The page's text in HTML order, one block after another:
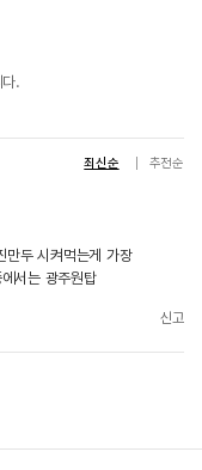
.
최신순 추천순
만두 시켜먹는게 가장
서는 광주원탑
신고